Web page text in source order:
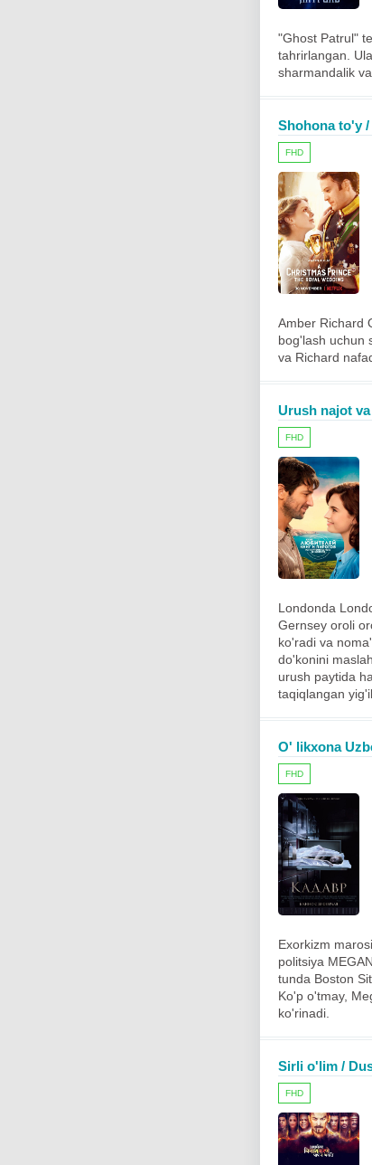
"Ghost Patrul"
tahrirlangan.
sharmandalik
Shohona to'y
FHD
Amber Richard
bog'lash uchun
va Richard
Urush najot
FHD
Londonda
Gernsey oroli
ko'radi va
do'konini
urush paytida
taqiqlangan
O' likxona
FHD
Exorkizm
politsiya
tunda Boston
Ko'p o'tmay,
ko'rinadi.
Sirli o'lim /
FHD